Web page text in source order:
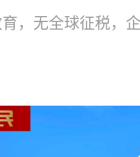
，无全球征税，